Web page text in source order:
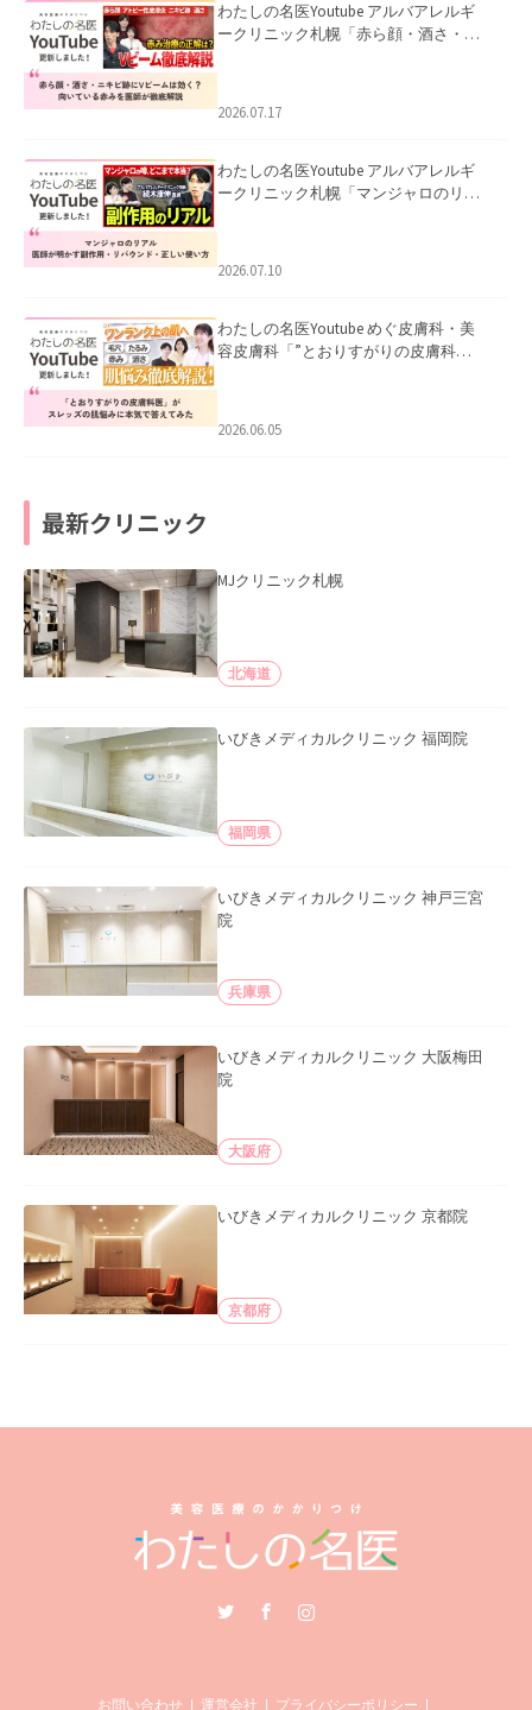
わたしの名医Youtube アルバアレルギ
ークリニック札幌「赤ら顔・酒さ・ニ
2026.07.17
わたしの名医Youtube アルバアレルギ
ークリニック札幌「マンジャロのリア
た。
2026.07.10
わたしの名医Youtube めぐ皮膚科・美
容皮膚科「”とおりすがりの皮膚科
2026.06.05
最新クリニック
MJクリニック札幌
北海道
いびきメディカルクリニック 福岡院
福岡県
いびきメディカルクリニック 神戸三宮
院
兵庫県
いびきメディカルクリニック 大阪梅田
院
大阪府
いびきメディカルクリニック 京都院
京都府
Instagram
お問い合わせ 運営会社 プライバシーポリシー